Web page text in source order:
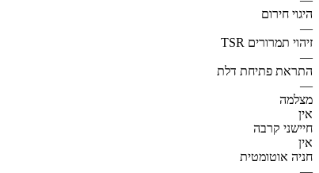
היגוי חירום
—
זיהוי תמרורים TSR
—
התראת פתיחת דלת
—
מצלמה
אין
חיישני קרבה
אין
חניה אוטומטית